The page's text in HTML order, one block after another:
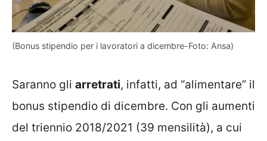
(Bonus stipendio per i lavoratori a dicembre-Foto: Ansa)
Saranno gli arretrati, infatti, ad “alimentare” il
bonus stipendio di dicembre. Con gli aumenti
del triennio 2018/2021 (39 mensilità), a cui